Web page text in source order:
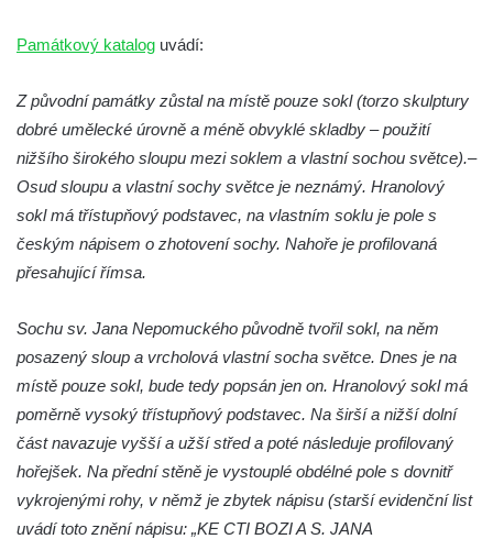
Sloup Panny Marie Bolestné v Polici nad
Sloup svaté Barbory v zámecké zahradě v
Teplicích
Sloup Nejsvětější Trojice před zámkem v
Cítolibech
Sloup Nejsvětější Trojice na Tyršově
náměstí v Cítolibech
Strupčicích (dnes kříž)
Sloup se sochou Piety v Kostelní ulici ve
Strupčicích
Sloup Panny Marie u kaple v Brníkově
Socha svatého Prokopa na návsi v
Ředhošti
Sloup se sochou Piety na Mírovém náměstí
Památkový katalog uvádí:
Z původní památky zůstal na místě pouze sokl (torzo skulptury
dobré umělecké úrovně a méně obvyklé skladby – použití
nižšího širokého sloupu mezi soklem a vlastní sochou světce).–
Osud sloupu a vlastní sochy světce je neznámý. Hranolový
sokl má třístupňový podstavec, na vlastním soklu je pole s
českým nápisem o zhotovení sochy. Nahoře je profilovaná
přesahující římsa.
Sochu sv. Jana Nepomuckého původně tvořil sokl, na něm
posazený sloup a vrcholová vlastní socha světce. Dnes je na
místě pouze sokl, bude tedy popsán jen on. Hranolový sokl má
poměrně vysoký třístupňový podstavec. Na širší a nižší dolní
část navazuje vyšší a užší střed a poté následuje profilovaný
hořejšek. Na přední stěně je vystouplé obdélné pole s dovnitř
vykrojenými rohy, v němž je zbytek nápisu (starší evidenční list
uvádí toto znění nápisu: „KE CTI BOZI A S. JANA